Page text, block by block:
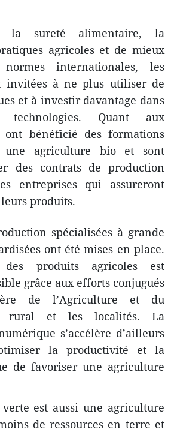
la sureté alimentaire, la
agricoles et de mieux
internationales, les
invitées à ne plus utiliser de
et à investir davantage dans
technologies. Quant aux
ont bénéficié des formations
une agriculture bio et sont
des contrats de production
entreprises qui assureront
produits.
spécialisées à grande
ont été mises en place.
produits agricoles est
grâce aux efforts conjugués
de l’Agriculture et du
rural et les localités. La
s’accélère d’ailleurs
la productivité et la
de favoriser une agriculture
est aussi une agriculture
de ressources en terre et